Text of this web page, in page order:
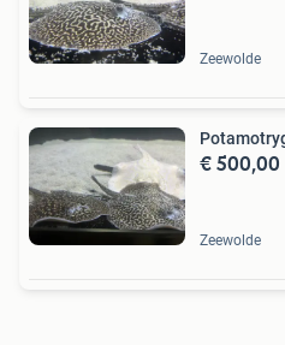
Zeewolde
€ 500,00
Zeewolde